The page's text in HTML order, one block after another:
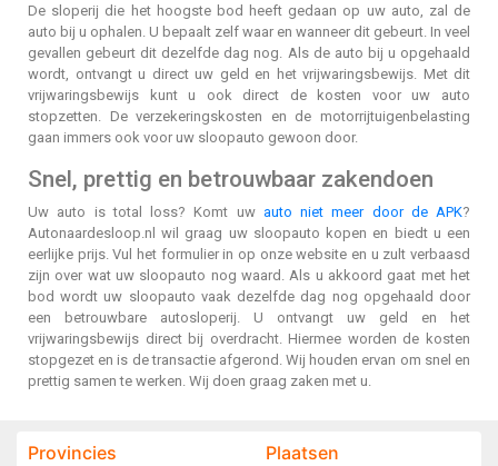
De sloperij die het hoogste bod heeft gedaan op uw auto, zal de
auto bij u ophalen. U bepaalt zelf waar en wanneer dit gebeurt. In veel
gevallen gebeurt dit dezelfde dag nog. Als de auto bij u opgehaald
wordt, ontvangt u direct uw geld en het vrijwaringsbewijs. Met dit
vrijwaringsbewijs kunt u ook direct de kosten voor uw auto
stopzetten. De verzekeringskosten en de motorrijtuigenbelasting
gaan immers ook voor uw sloopauto gewoon door.
Snel, prettig en betrouwbaar zakendoen
Uw auto is total loss? Komt uw auto niet meer door de APK?
Autonaardesloop.nl wil graag uw sloopauto kopen en biedt u een
eerlijke prijs. Vul het formulier in op onze website en u zult verbaasd
zijn over wat uw sloopauto nog waard. Als u akkoord gaat met het
bod wordt uw sloopauto vaak dezelfde dag nog opgehaald door
een betrouwbare autosloperij. U ontvangt uw geld en het
vrijwaringsbewijs direct bij overdracht. Hiermee worden de kosten
stopgezet en is de transactie afgerond. Wij houden ervan om snel en
prettig samen te werken. Wij doen graag zaken met u.
Provincies Plaatsen